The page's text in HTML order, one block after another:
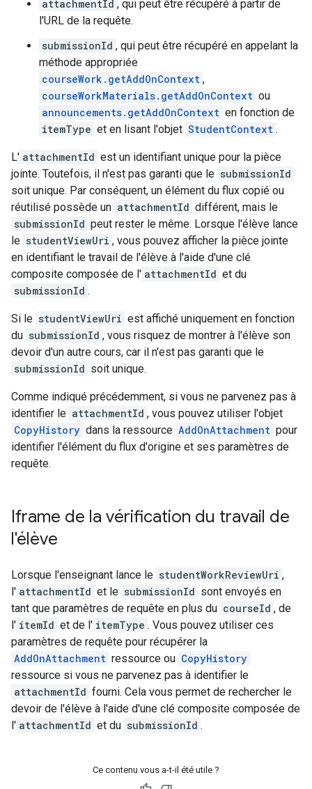
attachmentId , qui peut être récupéré à partir de
l'URL de la requête.
submissionId , qui peut être récupéré en appelant la
méthode appropriée
courseWork.getAddOnContext ,
courseWorkMaterials.getAddOnContext ou
announcements.getAddOnContext en fonction de
itemType et en lisant l'objet StudentContext .
L' attachmentId est un identifiant unique pour la pièce
jointe. Toutefois, il n'est pas garanti que le submissionId
soit unique. Par conséquent, un élément du flux copié ou
réutilisé possède un attachmentId différent, mais le
submissionId peut rester le même. Lorsque l'élève lance
le studentViewUri , vous pouvez afficher la pièce jointe
en identifiant le travail de l'élève à l'aide d'une clé
composite composée de l' attachmentId et du
submissionId .
Si le studentViewUri est affiché uniquement en fonction
du submissionId , vous risquez de montrer à l'élève son
devoir d'un autre cours, car il n'est pas garanti que le
submissionId soit unique.
Comme indiqué précédemment, si vous ne parvenez pas à
identifier le attachmentId , vous pouvez utiliser l'objet
CopyHistory dans la ressource AddOnAttachment pour
identifier l'élément du flux d'origine et ses paramètres de
requête.
Iframe de la vérification du travail de
l'élève
Lorsque l'enseignant lance le studentWorkReviewUri ,
l' attachmentId et le submissionId sont envoyés en
tant que paramètres de requête en plus du courseId , de
l' itemId et de l' itemType . Vous pouvez utiliser ces
paramètres de requête pour récupérer la
AddOnAttachment ressource ou CopyHistory
ressource si vous ne parvenez pas à identifier le
attachmentId fourni. Cela vous permet de rechercher le
devoir de l'élève à l'aide d'une clé composite composée de
l' attachmentId et du submissionId .
Ce contenu vous a-t-il été utile ?